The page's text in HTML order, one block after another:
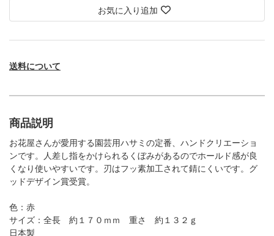
お気に入り追加
送料について
商品説明
お花屋さんが愛用する園芸用ハサミの定番、ハンドクリエーショ
ンです。人差し指をかけられるくぼみがあるのでホールド感が良
くなり使いやすいです。刃はフッ素加工されて錆にくいです。グ
ッドデザイン賞受賞。
色：赤
サイズ：全長 約１７０ｍｍ 重さ 約１３２ｇ
日本製